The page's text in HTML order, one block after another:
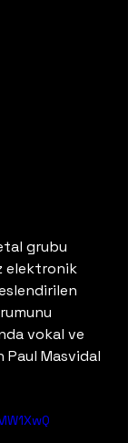
grubu
elektronik
vokal ve
Masvidal